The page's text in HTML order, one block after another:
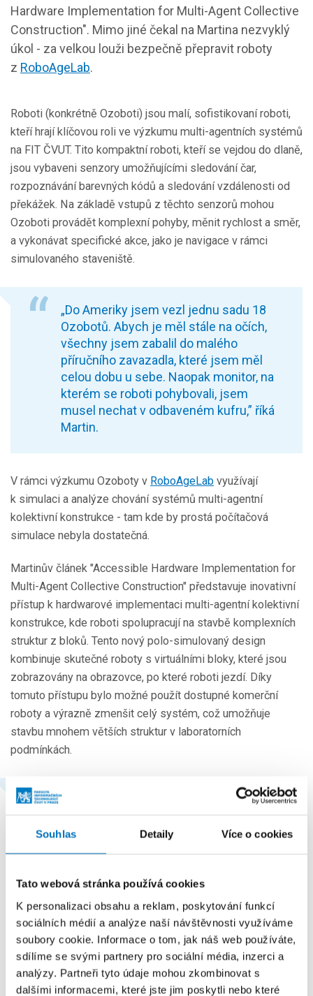
Souhlas Detaily Více o cookies
Tato webová stránka používá cookies
K personalizaci obsahu a reklam, poskytování funkcí
sociálních médií a analýze naší návštěvnosti využíváme
soubory cookie. Informace o tom, jak náš web používáte,
sdílíme se svými partnery pro sociální média, inzerci a
analýzy. Partneři tyto údaje mohou zkombinovat s
dalšími informacemi, které jste jim poskytli nebo které
Hardware Implementation for Multi-Agent Collective
Construction". Mimo jiné čekal na Martina nezvyklý
úkol - za velkou louži bezpečně přepravit roboty
z RoboAgeLab.
Roboti (konkrétně Ozoboti) jsou malí, sofistikovaní roboti,
kteří hrají klíčovou roli ve výzkumu multi-agentních systémů
na FIT ČVUT. Tito kompaktní roboti, kteří se vejdou do dlaně,
jsou vybaveni senzory umožňujícími sledování čar,
rozpoznávání barevných kódů a sledování vzdálenosti od
překážek. Na základě vstupů z těchto senzorů mohou
Ozoboti provádět komplexní pohyby, měnit rychlost a směr,
a vykonávat specifické akce, jako je navigace v rámci
simulovaného staveniště.
„Do Ameriky jsem vezl jednu sadu 18
Ozobotů. Abych je měl stále na očích,
všechny jsem zabalil do malého
příručního zavazadla, které jsem měl
celou dobu u sebe. Naopak monitor, na
kterém se roboti pohybovali, jsem
musel nechat v odbaveném kufru,” říká
Martin.
V rámci výzkumu Ozoboty v RoboAgeLab využívají
k simulaci a analýze chování systémů multi-agentní
kolektivní konstrukce - tam kde by prostá počítačová
simulace nebyla dostatečná.
Martinův článek "Accessible Hardware Implementation for
Multi-Agent Collective Construction" představuje inovativní
přístup k hardwarové implementaci multi-agentní kolektivní
konstrukce, kde roboti spolupracují na stavbě komplexních
struktur z bloků. Tento nový polo-simulovaný design
kombinuje skutečné roboty s virtuálními bloky, které jsou
zobrazovány na obrazovce, po které roboti jezdí. Díky
tomuto přístupu bylo možné použít dostupné komerční
roboty a výrazně zmenšit celý systém, což umožňuje
stavbu mnohem větších struktur v laboratorních
podmínkách.
„Ozoboti představují neocenitelný
podporující inovace a pokrok v oblasti
robotiky a umělé inteligence. Při ukázce
přítomné odborníky zaujali, což mi dalo
příležitost představit můj inovativní
výzkum,” doplňuje Martin.
Roboti z RoboAgeLab se ve Filadelfii předvedli v plné
parádě. Martin ukázal, jak roboti mohou spolupracovat, jak